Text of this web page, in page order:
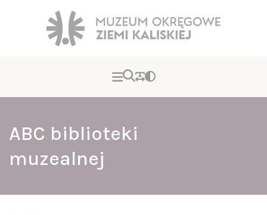
ABC biblioteki
muzealnej